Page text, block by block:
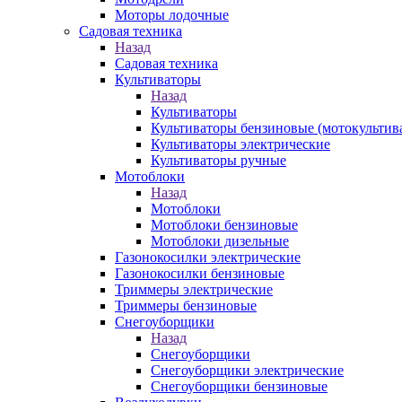
Моторы лодочные
Садовая техника
Назад
Садовая техника
Культиваторы
Назад
Культиваторы
Культиваторы бензиновые
Культиваторы электрические
Культиваторы ручные
Мотоблоки
Назад
Мотоблоки
Мотоблоки бензиновые
Мотоблоки дизельные
Газонокосилки электрические
Газонокосилки бензиновые
Триммеры электрические
Триммеры бензиновые
Снегоуборщики
Назад
Снегоуборщики
Снегоуборщики электрические
Снегоуборщики бензиновые